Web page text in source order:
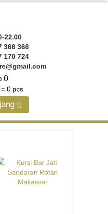
22.00
366 366
170 724
0
0 pcs